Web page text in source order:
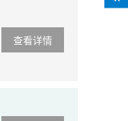
查看详情